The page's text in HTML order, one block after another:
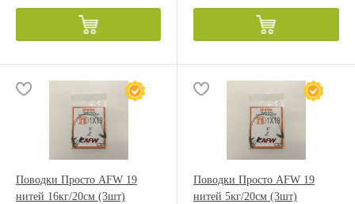
Поводки Просто AFW 19
нитей 16кг/20см (3шт)
Поводки Просто AFW 19
нитей 5кг/20см (3шт)